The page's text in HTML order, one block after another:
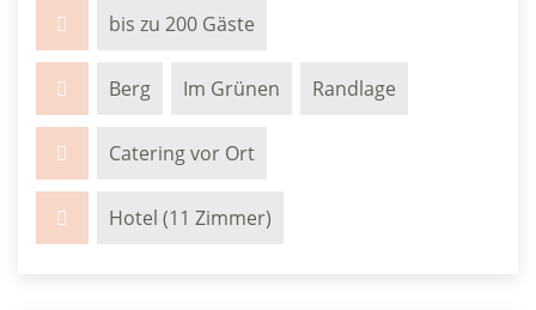
bis zu 200 Gäste
Berg Im Grünen Randlage
Catering vor Ort
Hotel (11 Zimmer)